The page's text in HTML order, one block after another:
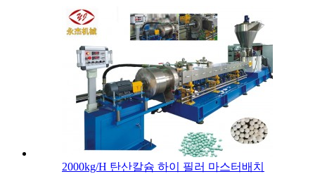
2000kg/H 탄산칼슘 하이 필러 마스터배치